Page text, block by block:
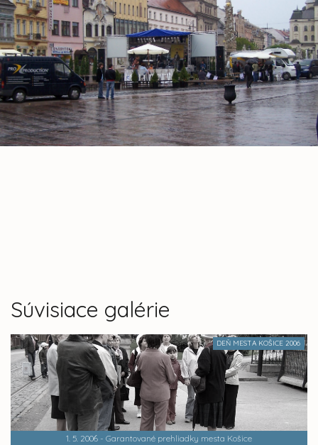
Súvisiace galérie
DEŇ MESTA KOŠICE 2006
1. 5. 2006 - Garantované prehliadky mesta Košice